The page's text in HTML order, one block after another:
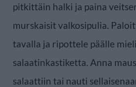
pitkittäin halki ja paina
murskaisit valkosipulia.
tavalla ja ripottele päälle
salaatinkastiketta. Anna
salaattiin tai nauti